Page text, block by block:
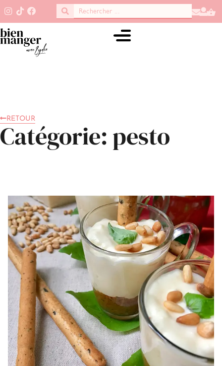
RETOUR
Catégorie: pesto